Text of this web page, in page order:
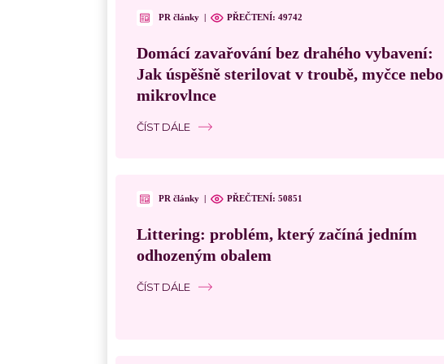
PR články PŘEČTENÍ: 49742
Domácí zavařování bez drahého vybavení:
Jak úspěšně sterilovat v troubě, myčce nebo
mikrovlnce
ČÍST DÁLE
PR články PŘEČTENÍ: 50851
Littering: problém, který začíná jedním
odhozeným obalem
ČÍST DÁLE